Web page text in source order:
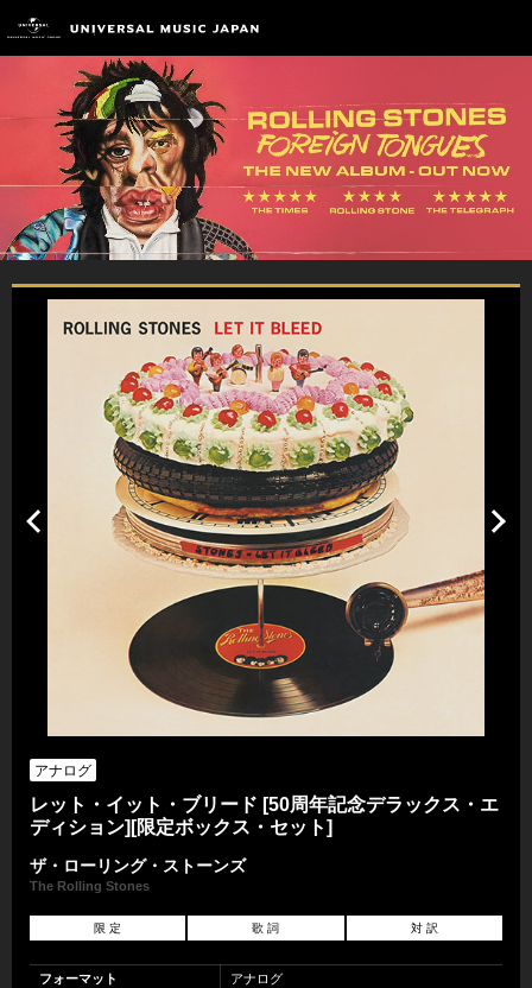
アナログ
レット・イット・ブリード [50周年記念デラックス・エ
ディション][限定ボックス・セット]
ザ・ローリング・ストーンズ
The Rolling Stones
限 定 歌 詞 対 訳
フォーマット
アナログ